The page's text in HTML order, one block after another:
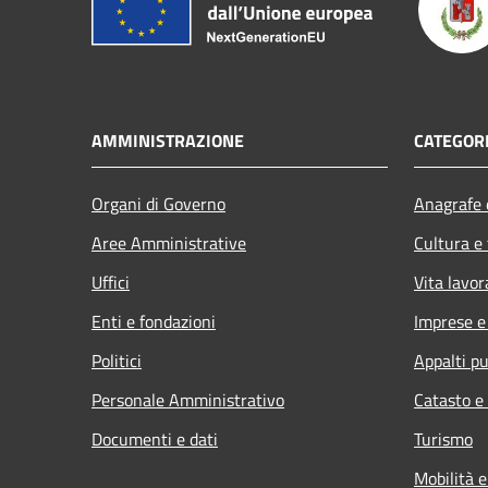
AMMINISTRAZIONE
Organi di Governo
Aree Amministrative
Uffici
Enti e fondazioni
Politici
Personale Amministrativo
Documenti e dati
Cultura
Vita
Imprese
Appalti
Catasto
Turismo
Mobilità